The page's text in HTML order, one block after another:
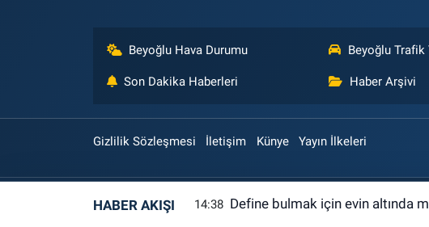
Beyoğlu Hava Durumu Beyoğlu Trafik
Son Dakika Haberleri Haber Arşivi
Gizlilik Sözleşmesi İletişim Künye Yayın İlkeleri
HABER AKIŞI 14:38 Define bulmak için evin altında